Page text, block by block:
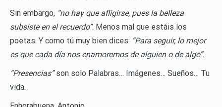
Sin embargo, “no hay que afligirse, pues la belleza
subsiste en el recuerdo”. Menos mal que estáis los
poetas. Y como tú muy bien dices: “Para seguir, lo mejor
es que cada día nos enamoremos de alguien o de algo”.
“Presencias”son solo Palabras… Imágenes… Sueños… Tu
vida.